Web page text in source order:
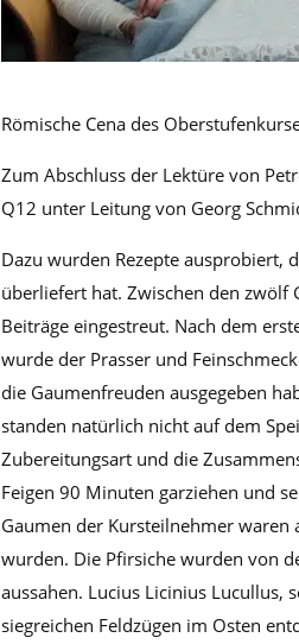
Römische Cena des
Zum Abschluss der Lektüre von
Q12 unter Leitung von Georg
Dazu wurden Rezepte ausprobiert,
überliefert hat. Zwischen den zwölf
Beiträge eingestreut. Nach dem
wurde der Prasser und
die Gaumenfreuden ausgegeben
standen natürlich nicht auf dem
Zubereitungsart und die
Feigen 90 Minuten garziehen und
Gaumen der Kursteilnehmer waren
wurden. Die Pfirsiche wurden von
aussahen. Lucius Licinius Lucullus,
siegreichen Feldzügen im Osten